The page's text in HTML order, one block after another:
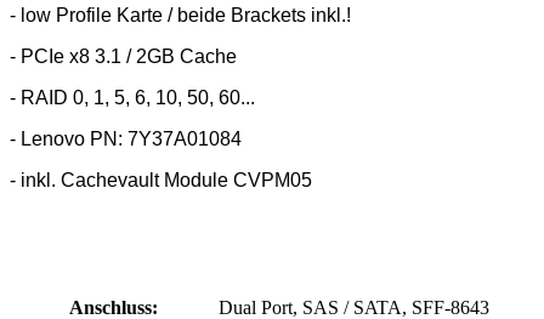
- low Profile Karte / beide Brackets inkl.!
- PCIe x8 3.1 / 2GB Cache
- RAID 0, 1, 5, 6, 10, 50, 60...
- Lenovo PN: 7Y37A01084
- inkl. Cachevault Module CVPM05
Anschluss:
Dual Port, SAS / SATA, SFF-8643